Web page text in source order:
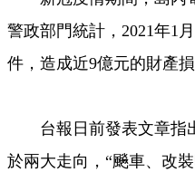
警政部門統計，2021年1
件，造成近9億元的財產損
台報日前發表文章指
於兩大走向，“飈車、改